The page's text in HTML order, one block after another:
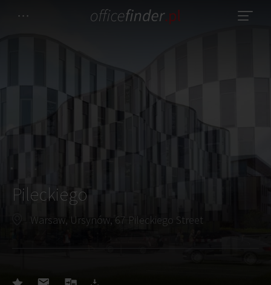
Pileckiego
Warsaw, Ursynów, 67 Pileckiego Street